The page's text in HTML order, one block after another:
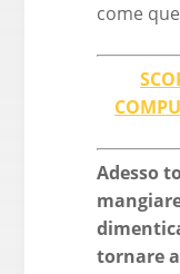
come
Adesso
tornare